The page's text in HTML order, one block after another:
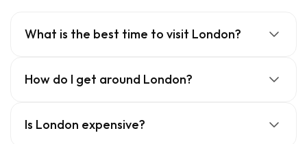
What is the best time to visit London?
How do I get around London?
Is London expensive?